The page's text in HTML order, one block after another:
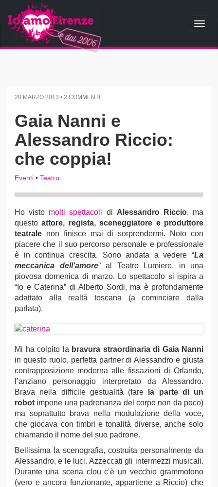
20 MARZO 2013 • 2 COMMENTI
Gaia Nanni e
Alessandro Riccio:
che coppia!
Eventi • Teatro
Ho visto molti spettacoli di Alessandro Riccio, ma
questoattore, regista, sceneggiatore e produttore
teatrale non finisce mai di sorprendermi. Noto con
piacere che il suo percorso personale e professionale
è in continua crescita. Sono andata a vedere “La
meccanica dell’amore” al Teatro Lumiere, in una
piovosa domenica di marzo. Lo spettacolo si ispira a
“Io e Caterina” di Alberto Sordi, ma è profondamente
adattato alla realtà toscana (a cominciare dalla
parlata).
Mi ha colpito la bravura straordinaria di Gaia Nanni
in questo ruolo, perfetta partner di Alessandro e giusta
contrapposizione moderna alle fissazioni di Orlando,
l’anziano personaggio interpretato da Alessandro.
Brava nella difficile gestualità (fare
la parte di un
robot impone una padronanza del corpo non da poco)
ma soprattutto brava nella modulazione della voce,
che giocava con timbri e tonalità diverse, anche solo
chiamando il nome del suo padrone.
Bellissima la scenografia, costruita personalmente da
Alessandro, e le luci. Azzeccati gli intermezzi musicali.
Durante una scena clou c’è un vecchio grammofono
(vero e ancora funzionante, appartiene a Riccio) che